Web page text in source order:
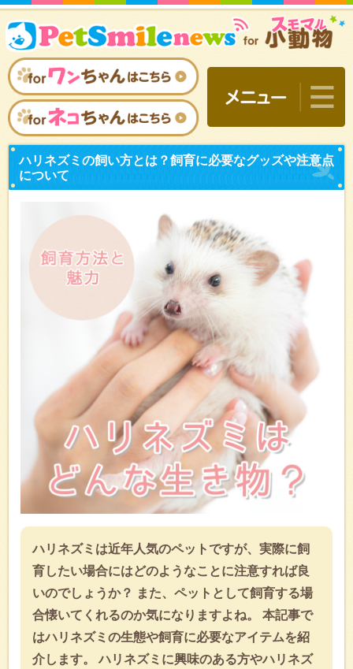
ハリネズミの飼い方とは
について
ハリネズミは近年人気のペットですが、実際に飼
育したい場合にはどのようなことに注意すれば良
いのでしょうか？ また、ペットとして飼育する場
合懐いてくれるのか気になりますよね。 本記事で
はハリネズミの生態や飼育に必要なアイテムを紹
介します。 ハリネズミに興味のある方やハリネズ